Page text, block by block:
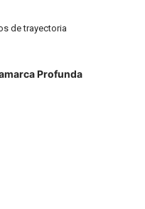
de trayectoria
Profunda